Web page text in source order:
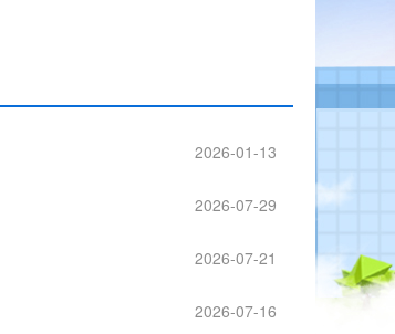
2026-01-13
2026-07-29
2026-07-21
2026-07-16